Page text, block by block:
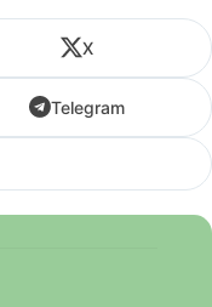
X
Telegram